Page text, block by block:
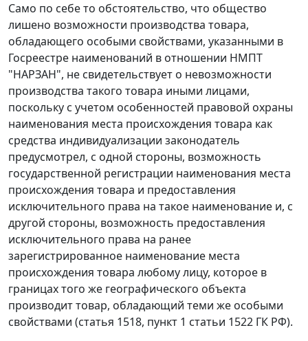
Само по себе то обстоятельство, что общество
лишено возможности производства товара,
обладающего особыми свойствами, указанными в
Госреестре наименований в отношении НМПТ
"НАРЗАН", не свидетельствует о невозможности
производства такого товара иными лицами,
поскольку с учетом особенностей правовой охраны
наименования места происхождения товара как
средства индивидуализации законодатель
предусмотрел, с одной стороны, возможность
государственной регистрации наименования места
происхождения товара и предоставления
исключительного права на такое наименование и, с
другой стороны, возможность предоставления
исключительного права на ранее
зарегистрированное наименование места
происхождения товара любому лицу, которое в
границах того же географического объекта
производит товар, обладающий теми же особыми
свойствами (статья 1518, пункт 1 статьи 1522 ГК РФ).